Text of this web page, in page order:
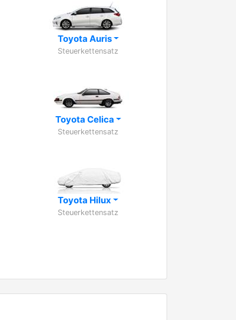
Toyota Auris
Steuerkettensatz
Toyota Celica
Steuerkettensatz
Toyota Hilux
Steuerkettensatz